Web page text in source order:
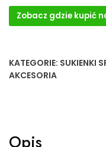
Zobacz gdzie kupić
KATEGORIE: SUKIENKI
AKCESORIA
Opis